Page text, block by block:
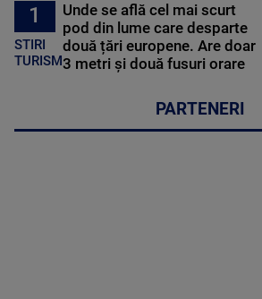
1
STIRI
TURISM
Unde se află cel mai scurt
pod din lume care desparte
două țări europene. Are doar
3 metri și două fusuri orare
PARTENERI